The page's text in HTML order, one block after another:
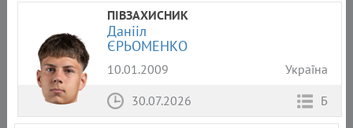
ПІВЗАХИСНИК
Данііл
ЄРЬОМЕНКО
10.01.2009
Україна
30.07.2026
Б